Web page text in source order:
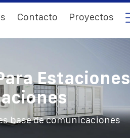
Contacto Proyectos
Estaciones
base de comunicaciones